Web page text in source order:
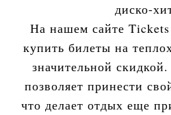
диско-
На нашем сайте
купить билеты на
значительной
позволяет принести
что делает отдых еще